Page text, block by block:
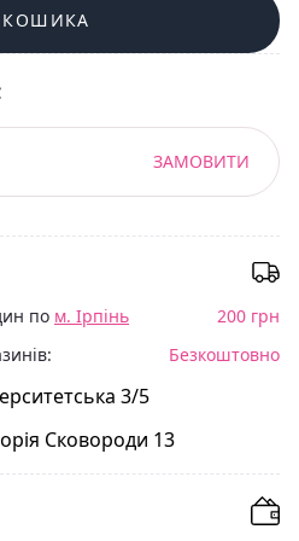
ЗАМОВИТИ
по м. Ірпінь
200 грн
Безкоштовно
3/5
Сковороди 13